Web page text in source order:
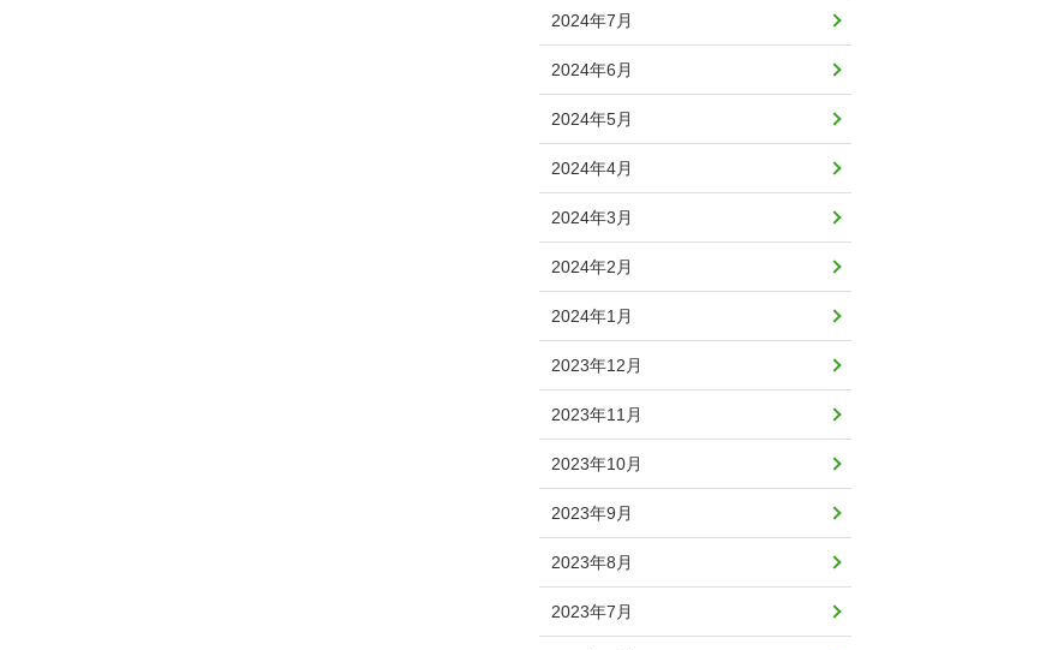
2024年7月
2024年6月
2024年5月
2024年4月
2024年3月
2024年2月
2024年1月
2023年12月
2023年11月
2023年10月
2023年9月
2023年8月
2023年7月